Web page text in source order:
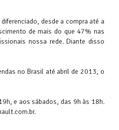
desde a compra até a
de mais do que 47% nas
nossa rede. Diante disso
no Brasil até abril de 2013, o
e aos sábados, das 9h às 18h.